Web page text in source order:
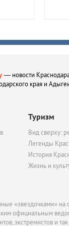
— новости
края и
Туризм
Вид сверху:
Легенды
История
Жизнь и
«звездочками» на
официальным
экстремистов и